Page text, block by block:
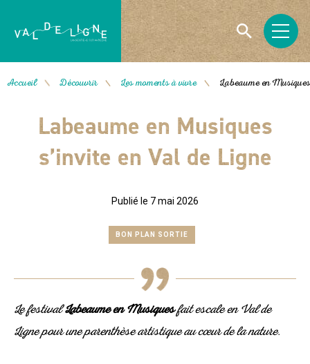
Accueil / Découvrir / Les moments à vivre / Labeaume en
Labeaume en Musiques
s’invite en Val de Ligne
Publié le 7 mai 2026
BON PLAN SORTIE
Le festivalLabeaume en Musiquesfait escale en Val de
Ligne pour une parenthèse artistique au cœur de la nature.